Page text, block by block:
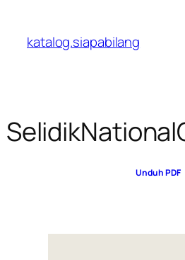
content
katalog.siapabilang
Unduh PDF